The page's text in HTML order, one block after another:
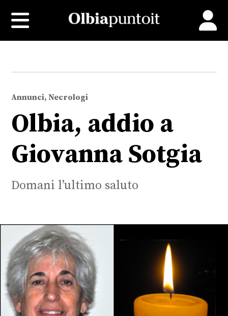
Annunci, Necrologi
Olbia, addio a
Giovanna Sotgia
Domani l’ultimo saluto